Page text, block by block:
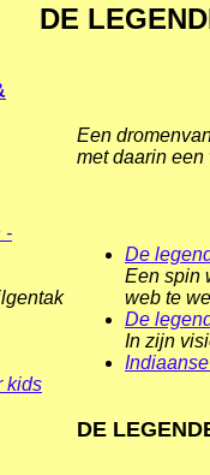
DE
-
kids
Een
met daarin een
De
Een spin
web te
De
In zijn
DE